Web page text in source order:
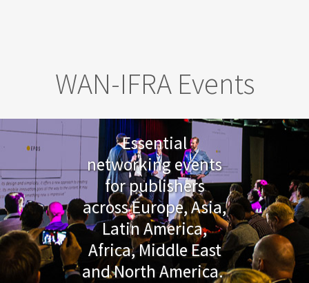
WAN-IFRA Events
Essential
networking events
for publishers
across Europe, Asia,
Latin America,
Africa, Middle East
and North America.